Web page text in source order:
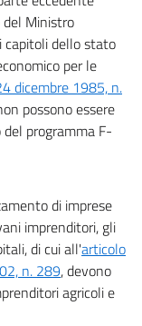
Ministro
capitoli dello stato
per le
dicembre 1985, n.
possono essere
programma F-
di imprese
imprenditori, gli
di cui all'articolo
n. 289, devono
agricoli e